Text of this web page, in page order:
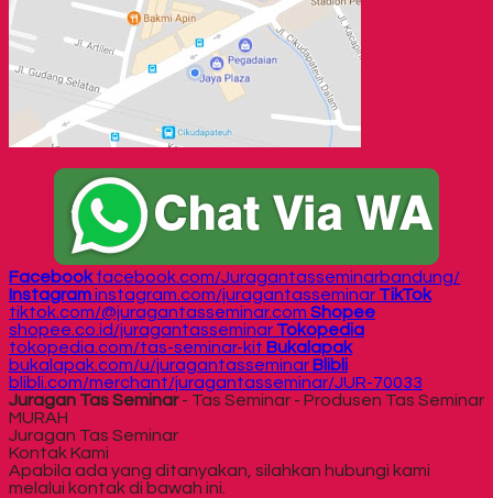
Facebook facebook.com/Juragantasseminarbandung/
Instagraminstagram.com/juragantasseminar TikTok
tiktok.com/@juragantasseminar.com Shopee
shopee.co.id/juragantasseminar Tokopedia
tokopedia.com/tas-seminar-kit Bukalapak
bukalapak.com/u/juragantasseminar Blibli
blibli.com/merchant/juragantasseminar/JUR-70033
Juragan Tas Seminar- Tas Seminar - Produsen Tas Seminar
MURAH
Juragan Tas Seminar
Kontak Kami
Apabila ada yang ditanyakan, silahkan hubungi kami
melalui kontak di bawah ini.